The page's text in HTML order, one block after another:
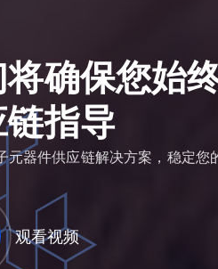
将确保您始
链指导
元器件供应链解决方案，稳定您
观看视频